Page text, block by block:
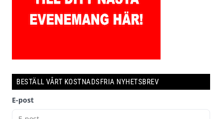
BESTÄLL VÅRT KOSTNADSFRIA NYHETSBREV
E-post